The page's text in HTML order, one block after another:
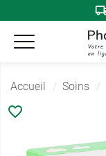
Accueil Soins